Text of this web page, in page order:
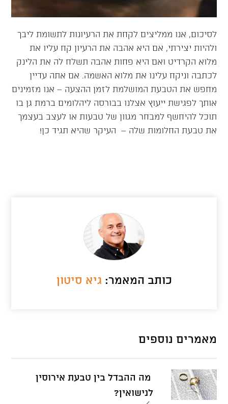
לסיכום, אנו ממליצים לקחת את הרעיונות לתשומת ליבך
ולהיות יצירתי, אם היא אהבה את הרעיון קח עליו את
מלוא הקרדיט ואם היא פחות אהבה תשלח לה את הלינק
לכתבה וניקח עלינו את מלוא האשמה. אם אתה עדיין
מחפש את הטבעת המושלמת לזמן ההצעה – אנו מזמינים
אותך לפגישת ייעוץ אצלנו בבורסה ליהלומים ברמת גן בו
תוכל להיחשף למבחר מגוון של טבעות או לעצב בעצמך
את טבעת החלומות שלה – העיקר שהיא תגיד כן!
כותב המאמר: גיא סיטון
מאמרים נוספים
מה ההבדל בין טבעת אירוסין
לנישואין?